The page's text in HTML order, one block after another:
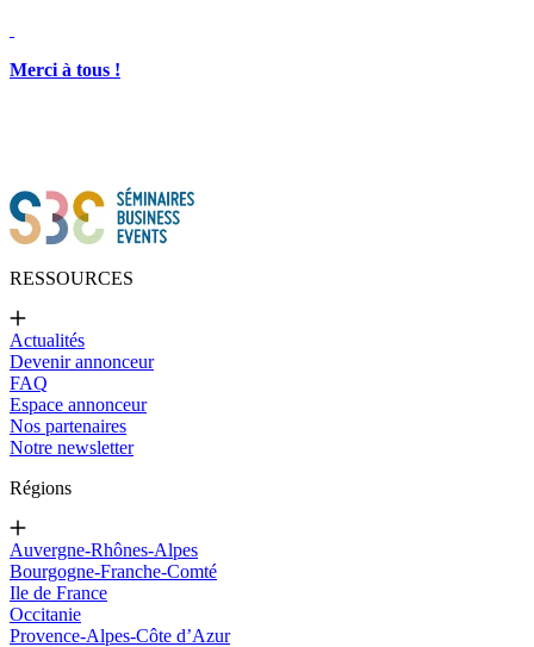
Merci à tous !
RESSOURCES
Actualités
Devenir annonceur
FAQ
Espace annonceur
Nos partenaires
Notre newsletter
Régions
Auvergne-Rhônes-Alpes
Bourgogne-Franche-Comté
Ile de France
Occitanie
Provence-Alpes-Côte d’Azur